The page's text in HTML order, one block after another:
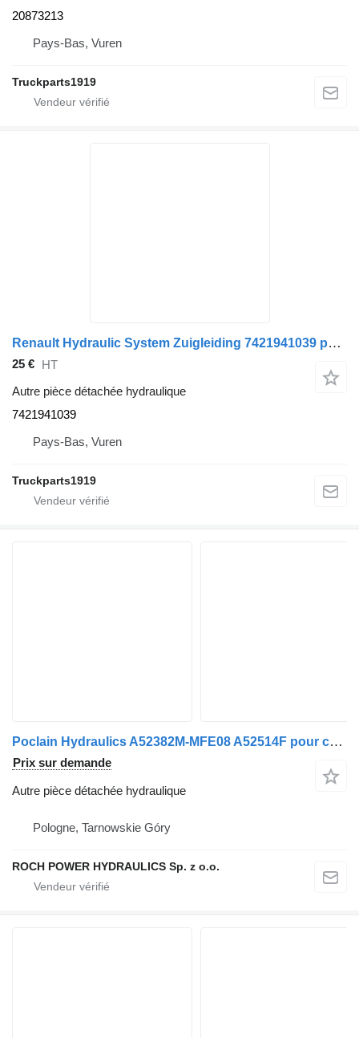
20873213
Pays-Bas, Vuren
Truckparts1919
Renault Hydraulic System Zuigleiding 7421941039 pour camion
25 € HT
Autre pièce détachée hydraulique
7421941039
Pays-Bas, Vuren
Truckparts1919
Poclain Hydraulics A52382M-MFE08 A52514F pour camion Renault
Prix sur demande
Autre pièce détachée hydraulique
Pologne, Tarnowskie Góry
ROCH POWER HYDRAULICS Sp. z o.o.